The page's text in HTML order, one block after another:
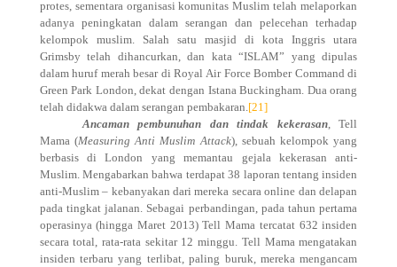
protes, sementara organisasi komunitas Muslim telah melaporkan
adanya peningkatan dalam serangan dan pelecehan terhadap
kelompok muslim. Salah satu masjid di kota Inggris utara
Grimsby telah dihancurkan, dan kata “ISLAM” yang dipulas
dalam huruf merah besar di Royal Air Force Bomber Command di
Green Park London, dekat dengan Istana Buckingham. Dua orang
telah didakwa dalam serangan pembakaran. [21]
Ancaman pembunuhan dan tindak kekerasan, Tell
Mama (Measuring Anti Muslim Attack), sebuah kelompok yang
berbasis di London yang memantau gejala kekerasan anti-
Muslim. Mengabarkan bahwa terdapat 38 laporan tentang insiden
anti-Muslim – kebanyakan dari mereka secara online dan delapan
pada tingkat jalanan. Sebagai perbandingan, pada tahun pertama
operasinya (hingga Maret 2013) Tell Mama tercatat 632 insiden
secara total, rata-rata sekitar 12 minggu. Tell Mama mengatakan
insiden terbaru yang terlibat, paling buruk, mereka mengancam